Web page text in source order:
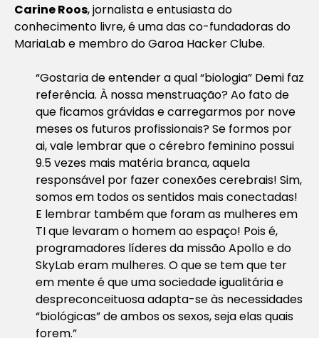
Carine Roos, jornalista e entusiasta do
conhecimento livre, é uma das co-fundadoras do
MariaLab e membro do Garoa Hacker Clube.
“Gostaria de entender a qual “biologia” Demi faz
referência. À nossa menstruação? Ao fato de
que ficamos grávidas e carregarmos por nove
meses os futuros profissionais? Se formos por
ai, vale lembrar que o cérebro feminino possui
9.5 vezes mais matéria branca, aquela
responsável por fazer conexões cerebrais! Sim,
somos em todos os sentidos mais conectadas!
E lembrar também que foram as mulheres em
TI que levaram o homem ao espaço! Pois é,
programadores líderes da missão Apollo e do
SkyLab eram mulheres. O que se tem que ter
em mente é que uma sociedade igualitária e
despreconceituosa adapta-se às necessidades
“biológicas” de ambos os sexos, seja elas quais
forem.”